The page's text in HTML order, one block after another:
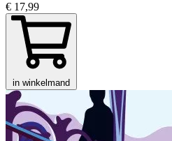
€ 17,99
in winkelmand